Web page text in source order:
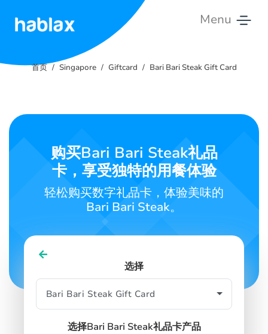
Menu
服
SIGN INSIGN UP
首页 Singapore Giftcard Bari Bari Steak Gift Card
购买Bari Bari Steak礼品
卡，享受独特的用餐体验
轻松购买数字礼品卡，体验美味的
Bari Bari Steak。
选择
选择Bari Bari Steak礼品卡产品